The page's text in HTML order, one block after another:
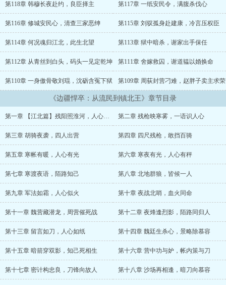
第118章 韩穆长夜赴约，良臣择主 第117章 一纸安民令，满腹杀伐心
第116章 修城安民心，清查三家恶绅 第115章 刘驭孤身赴建康，冷言压权臣
第114章 何况魂归江北，此生北望 第113章 狱中暗杀，谢家出手保任
第112章 从青丝到白头，码头一见定乾坤 第111章 舍嫁救囚，谢道韫以婚换命
第110章 一身傲骨敬刘琨，沈砺含冤下狱 第109章 周荻封营刁难，赵胖子卖主求荣
《边疆悍卒：从流民到镇北王》章节目录
第一章 【江北篇】残阳照淮河，人心各有路 第二章 残枪映寒雾，一语识人心
第三章 胡骑夜袭，四人出营 第四章 四尺残枪，敢挡百骑
第五章 寒帐有暖，人心有光 第六章 寒夜有光，人心有秤
第七章 寒渡夜语，陌路知己 第八章 北地群狼，皆候一人
第九章 军法如霜，人心似火 第十章 夜战北哨，血火同命
第十一章 魏营藏潜龙，周营催死战 第十二章 夜烽逢烈影，陌路同归人
第十三章 留言如刀，人心如纸 第十四章 魏廷生杀心，景略除慕容
第十五章 暗箭穿双影，知己死相生 第十六章 营中功与妒，帐内策与刀
第十七章 密计构忠良，刀锋向故人 第十八章 沙场再相逢，暗刀向慕容